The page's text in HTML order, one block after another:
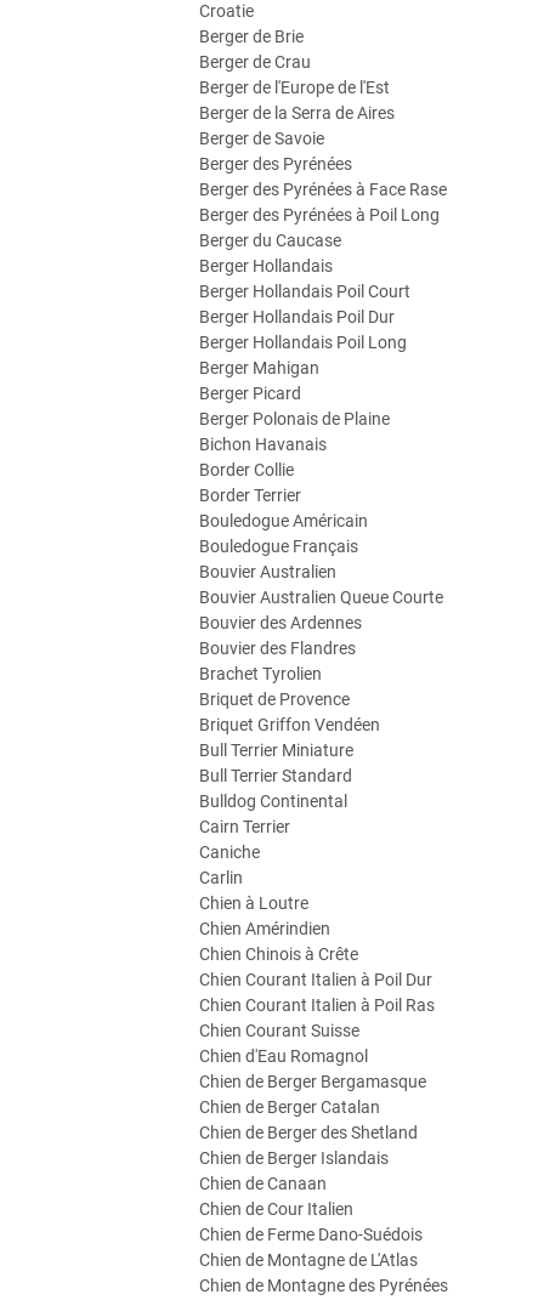
Croatie
Berger de Brie
Berger de Crau
Berger de l'Europe de l'Est
Berger de la Serra de Aires
Berger de Savoie
Berger des Pyrénées
Berger des Pyrénées à Face Rase
Berger des Pyrénées à Poil Long
Berger du Caucase
Berger Hollandais
Berger Hollandais Poil Court
Berger Hollandais Poil Dur
Berger Hollandais Poil Long
Berger Mahigan
Berger Picard
Berger Polonais de Plaine
Bichon Havanais
Border Collie
Border Terrier
Bouledogue Américain
Bouledogue Français
Bouvier Australien
Bouvier Australien Queue Courte
Bouvier des Ardennes
Bouvier des Flandres
Brachet Tyrolien
Briquet de Provence
Briquet Griffon Vendéen
Bull Terrier Miniature
Bull Terrier Standard
Bulldog Continental
Cairn Terrier
Caniche
Carlin
Chien à Loutre
Chien Amérindien
Chien Chinois à Crête
Chien Courant Italien à Poil Dur
Chien Courant Italien à Poil Ras
Chien Courant Suisse
Chien d'Eau Romagnol
Chien de Berger Bergamasque
Chien de Berger Catalan
Chien de Berger des Shetland
Chien de Berger Islandais
Chien de Canaan
Chien de Cour Italien
Chien de Ferme Dano-Suédois
Chien de Montagne de L'Atlas
Chien de Montagne des Pyrénées